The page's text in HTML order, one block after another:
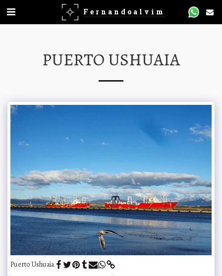
Fernandoalvim
PUERTO USHUAIA
Puerto Ushuaia